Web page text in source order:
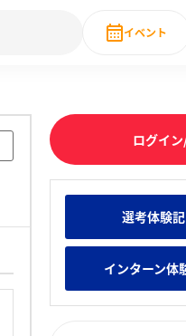
就職人気企業ランキング み
DX現場社員インタビュー
イベント
直
ログイ
選考体験
インターン体